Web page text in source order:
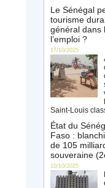
Le Sénégal
tourisme
général dans
l’emploi ?
17/10/2025
Saint-Louis
État du
Faso :
de 105
souveraine
10/10/2025